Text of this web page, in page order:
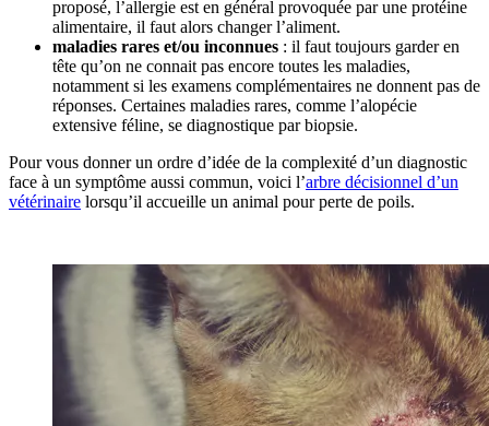
proposé, l’allergie est en général provoquée par une protéine
alimentaire, il faut alors changer l’aliment.
maladies rares et/ou inconnues : il faut toujours garder en
tête qu’on ne connait pas encore toutes les maladies,
notamment si les examens complémentaires ne donnent pas de
réponses. Certaines maladies rares, comme l’alopécie
extensive féline, se diagnostique par biopsie.
Pour vous donner un ordre d’idée de la complexité d’un diagnostic
face à un symptôme aussi commun, voici l’arbre décisionnel d’un
vétérinaire lorsqu’il accueille un animal pour perte de poils.